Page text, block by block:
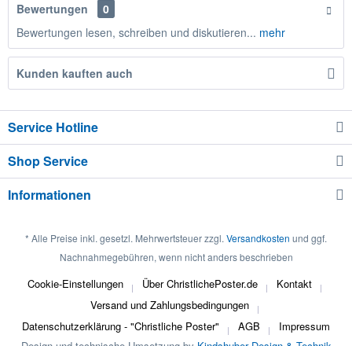
Bewertungen
0
Bewertungen lesen, schreiben und diskutieren... mehr
Kunden kauften auch
Service Hotline
Shop Service
Informationen
* Alle Preise inkl. gesetzl. Mehrwertsteuer zzgl. Versandkosten und ggf.
Nachnahmegebühren, wenn nicht anders beschrieben
Cookie-Einstellungen Über ChristlichePoster.de
Kontakt
Versand und Zahlungsbedingungen
Datenschutzerklärung - "Christliche Poster"
AGB
Impressum